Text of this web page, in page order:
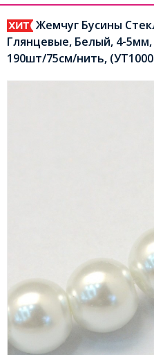
Жемчуг Бусины
Глянцевые, Белый, 4-
190шт/75см/нить,